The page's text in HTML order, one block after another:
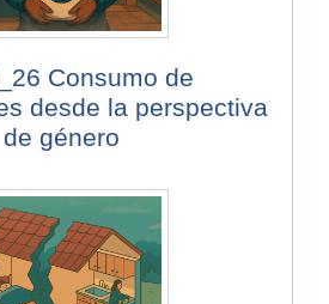
Consumo de
desde la perspectiva
de género